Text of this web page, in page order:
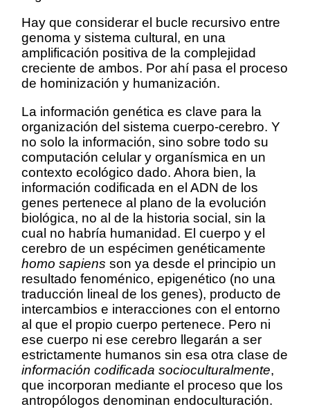
Hay que considerar el bucle recursivo entre
genoma y sistema cultural, en una
amplificación positiva de la complejidad
creciente de ambos. Por ahí pasa el proceso
de hominización y humanización.
La información genética es clave para la
organización del sistema cuerpo-cerebro. Y
no solo la información, sino sobre todo su
computación celular y organísmica en un
contexto ecológico dado. Ahora bien, la
información codificada en el ADN de los
genes pertenece al plano de la evolución
biológica, no al de la historia social, sin la
cual no habría humanidad. El cuerpo y el
cerebro de un espécimen genéticamente
homo sapiens son ya desde el principio un
resultado fenoménico, epigenético (no una
traducción lineal de los genes), producto de
intercambios e interacciones con el entorno
al que el propio cuerpo pertenece. Pero ni
ese cuerpo ni ese cerebro llegarán a ser
estrictamente humanos sin esa otra clase de
información codificada socioculturalmente,
que incorporan mediante el proceso que los
antropólogos denominan endoculturación.